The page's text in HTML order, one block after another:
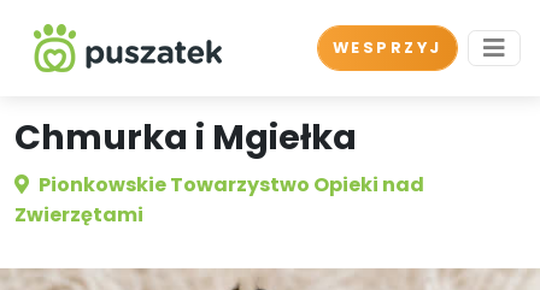
WESPRZYJ
Chmurka i Mgiełka
Pionkowskie Towarzystwo Opieki nad
Zwierzętami